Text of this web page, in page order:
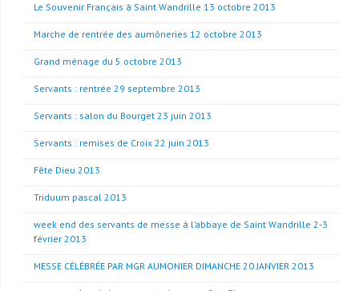
Le Souvenir Français à Saint Wandrille 13 octobre 2013
Marche de rentrée des aumôneries 12 octobre 2013
Grand ménage du 5 octobre 2013
Servants : rentrée 29 septembre 2013
Servants : salon du Bourget 23 juin 2013
Servants : remises de Croix 22 juin 2013
Fête Dieu 2013
Triduum pascal 2013
week end des servants de messe à l’abbaye de Saint Wandrille 2-3
février 2013
MESSE CÉLÉBRÉE PAR MGR AUMONIER DIMANCHE 20 JANVIER 2013